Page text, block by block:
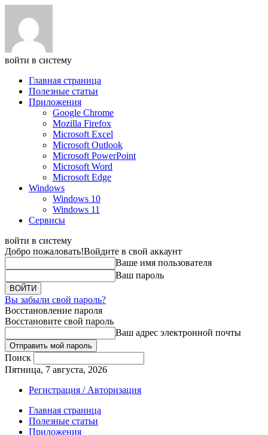
войти в систему
Главная страница
Полезные статьи
Приложения
Google Chrome
Mozilla Firefox
Microsoft Excel
Microsoft Outlook
Microsoft PowerPoint
Microsoft Word
Microsoft Edge
Windows
Windows 10
Windows 11
Сервисы
войти в систему
Добро пожаловать!Войдите в свой аккаунт
Ваше имя пользователя
Ваш пароль
Вы забыли свой пароль?
Восстановление пароля
Восстановите свой пароль
Ваш адрес электронной почты
Поиск
Пятница, 7 августа, 2026
Регистрация / Авторизация
Главная страница
Полезные статьи
Приложения